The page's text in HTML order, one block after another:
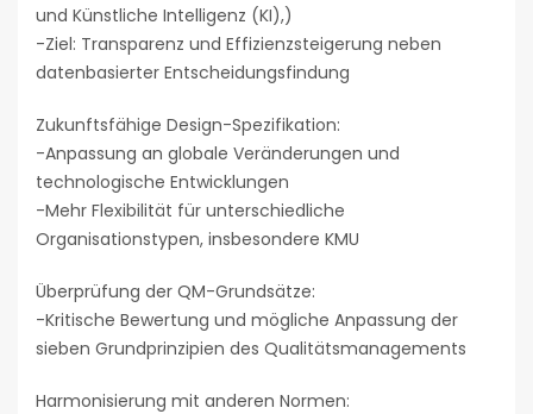
und Künstliche Intelligenz (KI),)
-Ziel: Transparenz und Effizienzsteigerung neben
datenbasierter Entscheidungsfindung
Zukunftsfähige Design-Spezifikation:
-Anpassung an globale Veränderungen und
technologische Entwicklungen
-Mehr Flexibilität für unterschiedliche
Organisationstypen, insbesondere KMU
Überprüfung der QM-Grundsätze:
-Kritische Bewertung und mögliche Anpassung der
sieben Grundprinzipien des Qualitätsmanagements
Harmonisierung mit anderen Normen: